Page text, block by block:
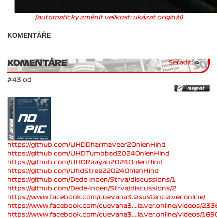
(automaticky změnit velikost: ukázat originál)
KOMENTÁŘE
KOMENTÁRE Seřadit:
#43 od
https://github.com/UHDDharmaveer2OnlenHind
https://github.com/UHDTumbbad2024OnlenHind
https://github.com/UHDRaayan2024OnlenHind
https://github.com/UhdStree22024OnlenHind
https://github.com/Dede-Inoen/Strva/discussions/1
https://github.com/Dede-Inoen/Strva/discussions/2
https://www.facebook.com/cuevana3.lasustancia.ver.online/
https://www.facebook.com/cuevana3....ia.ver.online/videos/
https://www.facebook.com/cuevana3....ia.ver.online/videos/